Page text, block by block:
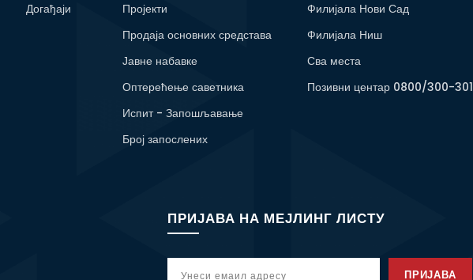
Догађаји
Пројекти
Продаја основних средстава
Јавне набавке
Оптерећење саветника
Испит - Запошљавање
Број запослених
Филијала Нови Сад
Филијала Ниш
Сва места
Позивни центар 0800/300-301
ПРИЈАВА НА МЕЈЛИНГ ЛИСТУ
ПРИЈАВА